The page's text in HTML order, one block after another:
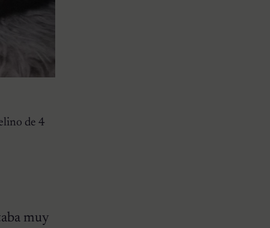
de 4
muy